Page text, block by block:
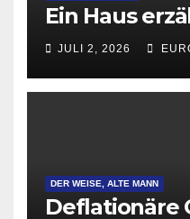
Ein Haus
JULI 2, 2026
DER WEISE, ALTE MANN
Deflationäre